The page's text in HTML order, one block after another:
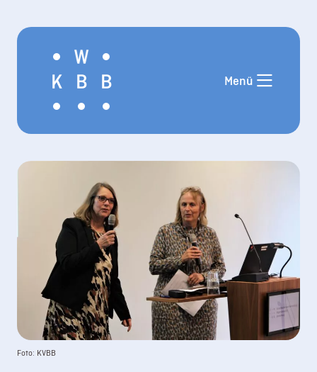
Menü
Aktuelles
Angebote
Termine
Mentor*innen im KW-BB
Weiterbildung
Allgemeinmedizin
Weiterbildung Pädiatrie
Externe
Veranstaltungshinweise
Links und Downloads
FAQ
Über uns
Kontakt
LOGIN
REGISTRIERUNG
Foto: KVBB